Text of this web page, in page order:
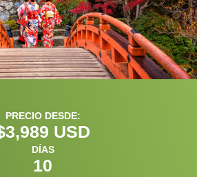
PRECIO DESDE:
3,989 USD
DÍAS
10